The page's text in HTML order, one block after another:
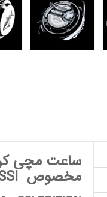
ساعت مچی
مخصوص SSI